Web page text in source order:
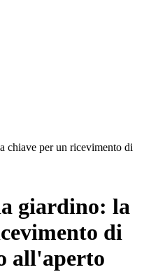
chiave per un ricevimento di
giardino: la
di
all'aperto